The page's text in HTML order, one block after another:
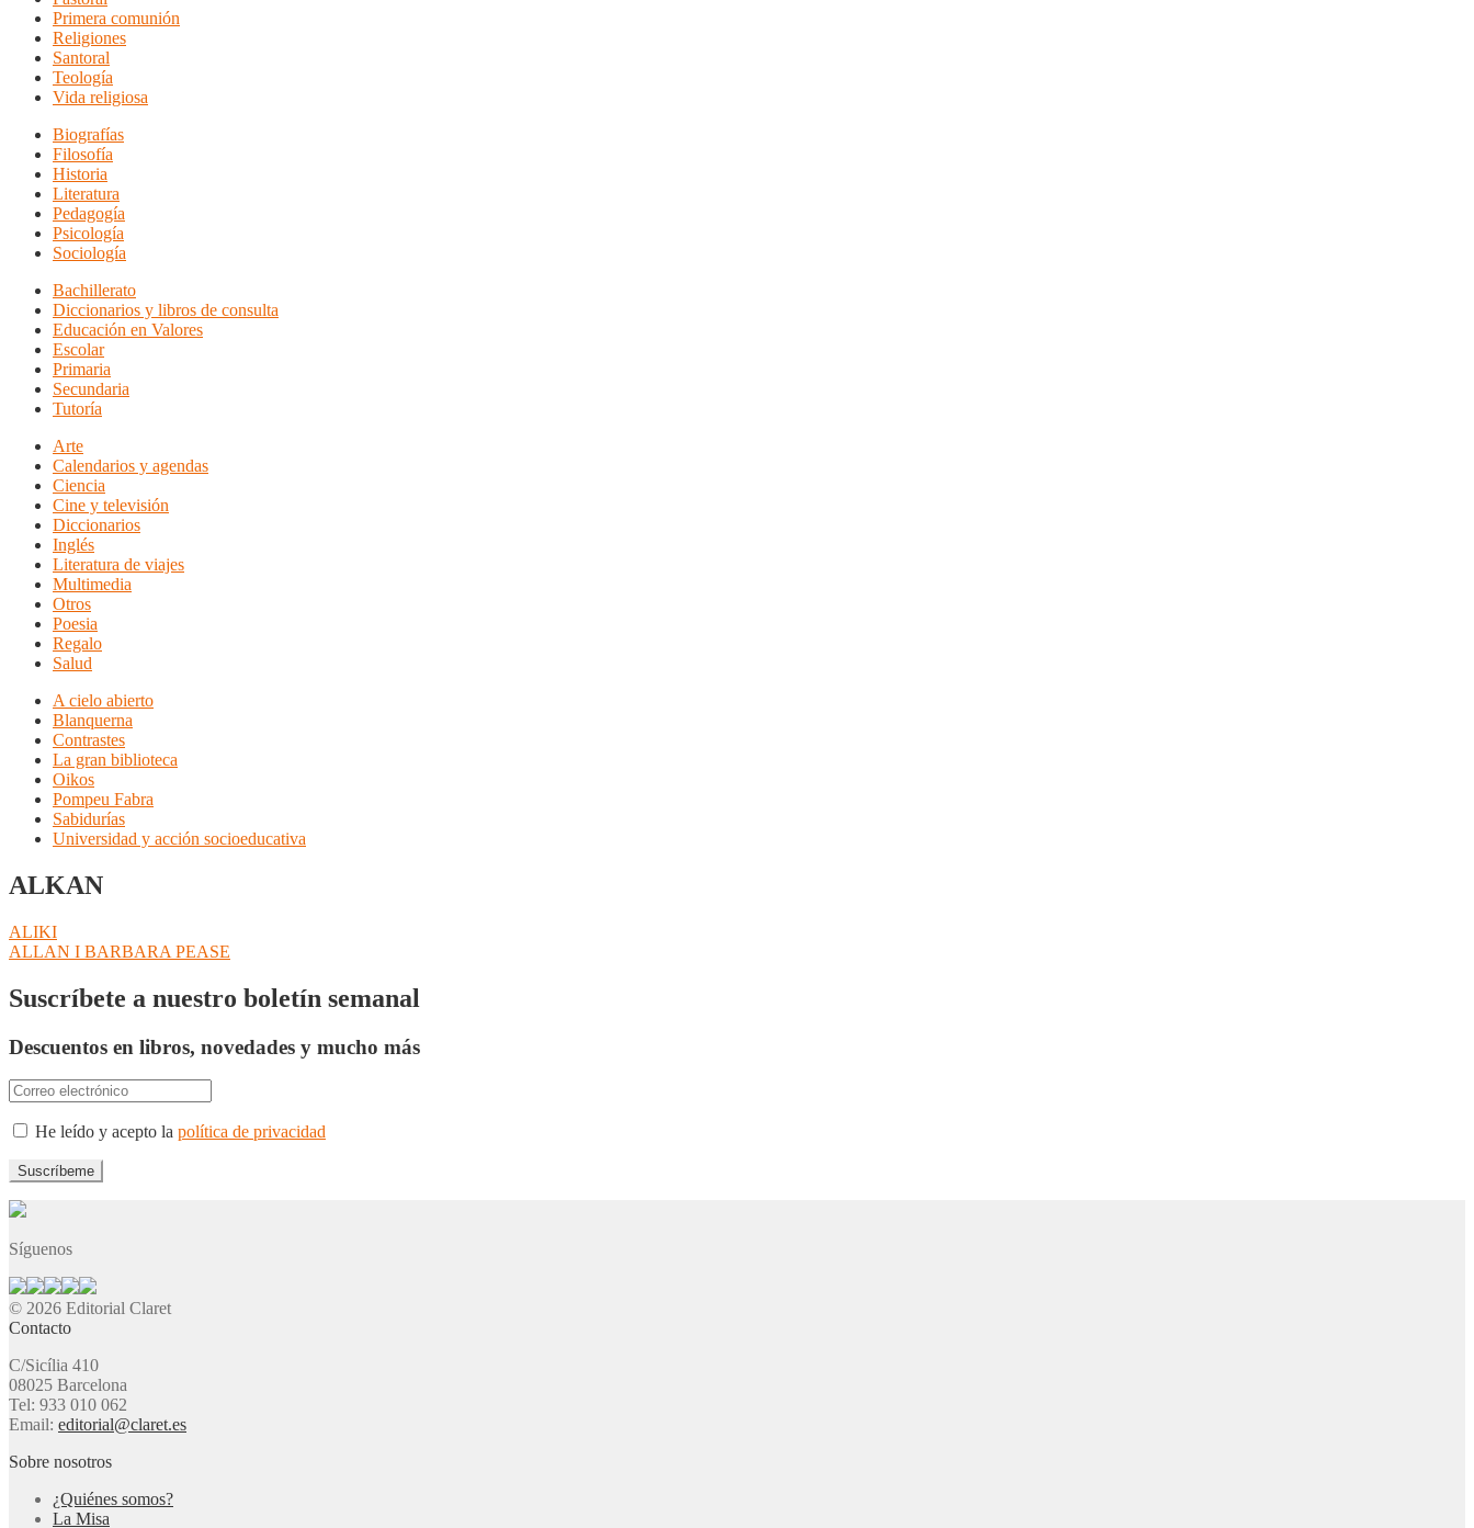
Primera comunión
Religiones
Santoral
Teología
Vida religiosa
Biografías
Filosofía
Historia
Literatura
Pedagogía
Psicología
Sociología
Bachillerato
Diccionarios y libros de consulta
Educación en Valores
Escolar
Primaria
Secundaria
Tutoría
Arte
Calendarios y agendas
Ciencia
Cine y televisión
Diccionarios
Inglés
Literatura de viajes
Multimedia
Otros
Poesia
Regalo
Salud
A cielo abierto
Blanquerna
Contrastes
La gran biblioteca
Oikos
Pompeu Fabra
Sabidurías
Universidad y acción socioeducativa
ALKAN
Navegación
de
entradas
Anterior:
ALIKI
Siguiente:
ALLAN I BARBARA PEASE
Suscríbete a nuestro boletín semanal
Descuentos en libros, novedades y mucho más
He leído y acepto la política de privacidad
Síguenos
© 2026 Editorial Claret
Contacto
C/Sicília 410
08025 Barcelona
Tel: 933 010 062
Email: editorial@claret.es
Sobre nosotros
¿Quiénes somos?
La Misa